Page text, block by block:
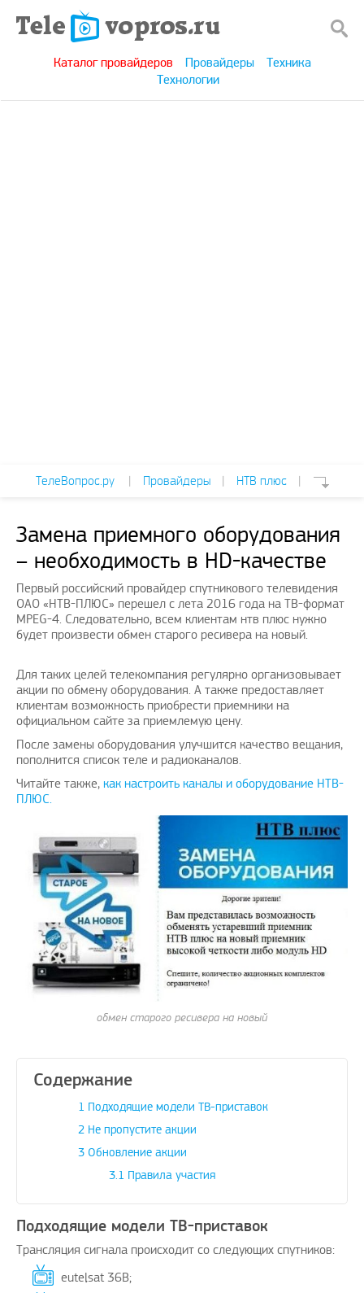
Каталог провайдеров Провайдеры
Техника
Технологии
ТелеВопрос.ру | Провайдеры | НТВ плюс |
| 10.3.2021
Рады предложить вашему
вниманию решение проблем с
оплатой зарубежных услуг…
AmigoPay.ru | 10.3.2021
Замена приемного оборудования
– необходимость в HD-качестве
Первый российский провайдер спутникового телевидения
ОАО «НТВ-ПЛЮС» перешел с лета 2016 года на ТВ-формат
MPEG-4. Следовательно, всем клиентам нтв плюс нужно
будет произвести обмен старого ресивера на новый.
Для таких целей телекомпания регулярно организовывает
акции по обмену оборудования. А также предоставляет
клиентам возможность приобрести приемники на
официальном сайте за приемлемую цену.
После замены оборудования улучшится качество вещания,
пополнится список теле и радиоканалов.
Читайте также, как настроить каналы и оборудование НТВ-
ПЛЮС.
обмен старого ресивера на новый
Содержание
1 Подходящие модели ТВ-приставок
2 Не пропустите акции
3 Обновление акции
3.1 Правила участия
Подходящие модели ТВ-приставок
Трансляция сигнала происходит со следующих спутников:
eutelsat 36B;